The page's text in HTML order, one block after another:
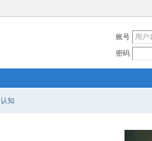
账号
密码
认知